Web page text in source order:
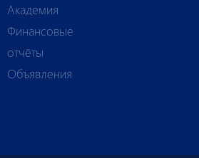
Академия
Финансовые
отчёты
Объявления